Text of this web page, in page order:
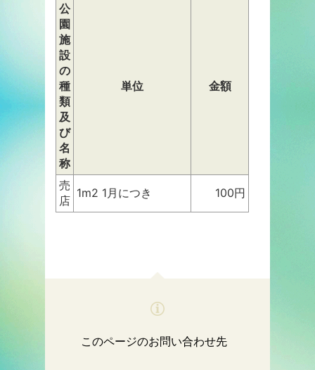
公
園
施
設
の
種
類
及
び
名
称
単位 金額
売
店
1m2 1月につき 100円
このページのお問い合わせ先